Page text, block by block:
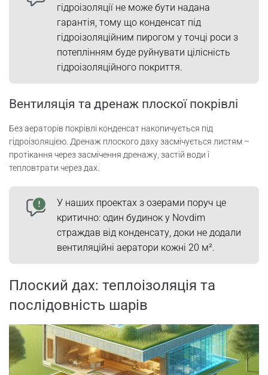
гідроізоляції не може бути надана
гарантія, тому що конденсат під
гідроізоляційним пирогом у точці роси з
потеплінням буде руйнувати цілісність
гідроізоляційного покриття.
Вентиляція та дренаж плоскої покрівлі
Без аераторів покрівлі конденсат накопичується під
гідроізоляцією. Дренаж плоского даху засмічується листям –
протікання через засмічення дренажу, застій води і
тепловтрати через дах.
У наших проектах з озерами поруч це
критично: один будинок у Novdim
страждав від конденсату, доки не додали
вентиляційні аератори кожні 20 м².
Плоский дах: теплоізоляція та
послідовність шарів